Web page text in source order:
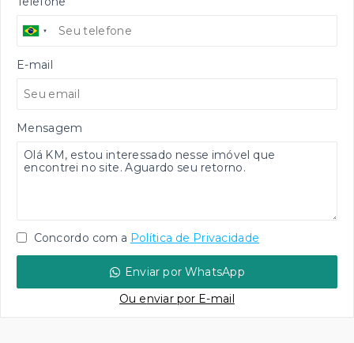
E-mail
Mensagem
Concordo com a Política de Privacidade
Enviar por WhatsApp
Ou enviar por E-mail